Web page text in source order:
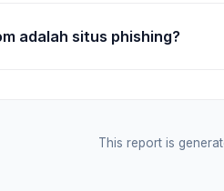
adalah situs phishing?
This report is